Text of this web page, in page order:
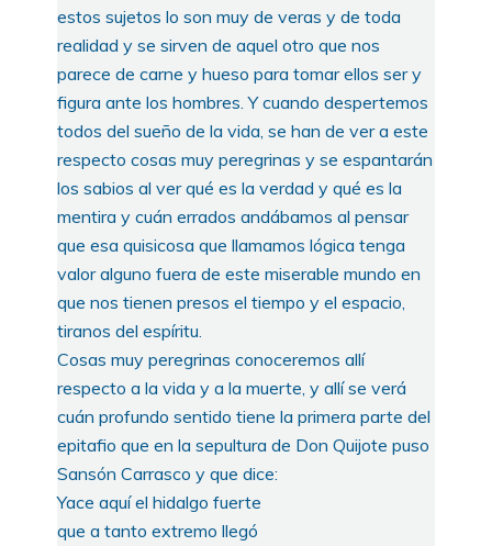
estos sujetos lo son muy de veras y de toda
realidad y se sirven de aquel otro que nos
parece de carne y hueso para tomar ellos ser y
figura ante los hombres. Y cuando despertemos
todos del sueño de la vida, se han de ver a este
respecto cosas muy peregrinas y se espantarán
los sabios al ver qué es la verdad y qué es la
mentira y cuán errados andábamos al pensar
que esa quisicosa que llamamos lógica tenga
valor alguno fuera de este miserable mundo en
que nos tienen presos el tiempo y el espacio,
tiranos del espíritu.
Cosas muy peregrinas conoceremos allí
respecto a la vida y a la muerte, y allí se verá
cuán profundo sentido tiene la primera parte del
epitafio que en la sepultura de Don Quijote puso
Sansón Carrasco y que dice:
Yace aquí el hidalgo fuerte
que a tanto extremo llegó